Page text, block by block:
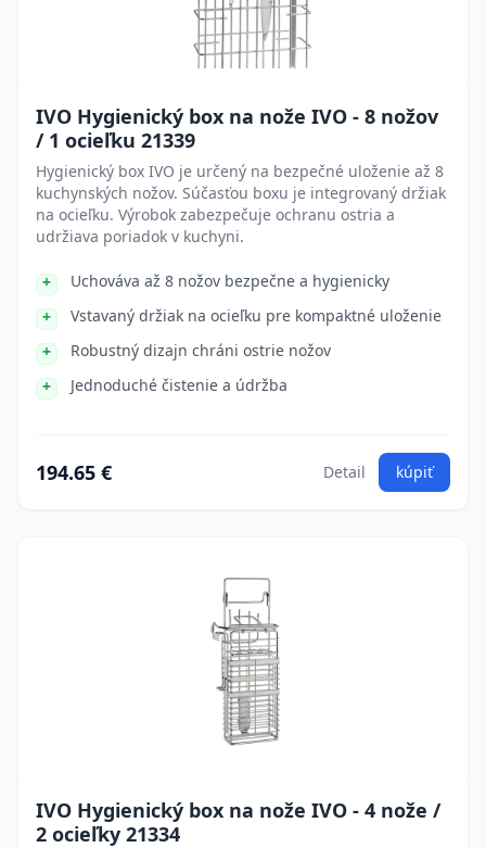
IVO Hygienický box na nože IVO - 8 nožov
/ 1 ocieľku 21339
Hygienický box IVO je určený na bezpečné uloženie až 8
kuchynských nožov. Súčasťou boxu je integrovaný držiak
na ocieľku. Výrobok zabezpečuje ochranu ostria a
udržiava poriadok v kuchyni.
Uchováva až 8 nožov bezpečne a hygienicky
Vstavaný držiak na ocieľku pre kompaktné uloženie
Robustný dizajn chráni ostrie nožov
Jednoduché čistenie a údržba
194.65 € Detail kúpiť
IVO Hygienický box na nože IVO - 4 nože /
2 ocieľky 21334